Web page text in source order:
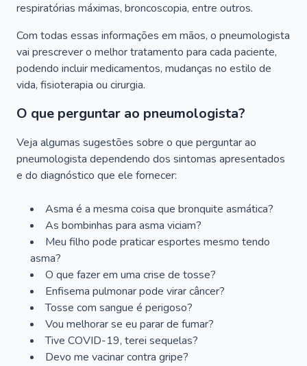
respiratórias máximas, broncoscopia, entre outros.
Com todas essas informações em mãos, o pneumologista
vai prescrever o melhor tratamento para cada paciente,
podendo incluir medicamentos, mudanças no estilo de
vida, fisioterapia ou cirurgia.
O que perguntar ao pneumologista?
Veja algumas sugestões sobre o que perguntar ao
pneumologista dependendo dos sintomas apresentados
e do diagnóstico que ele fornecer:
Asma é a mesma coisa que bronquite asmática?
As bombinhas para asma viciam?
Meu filho pode praticar esportes mesmo tendo
asma?
O que fazer em uma crise de tosse?
Enfisema pulmonar pode virar câncer?
Tosse com sangue é perigoso?
Vou melhorar se eu parar de fumar?
Tive COVID-19, terei sequelas?
Devo me vacinar contra gripe?